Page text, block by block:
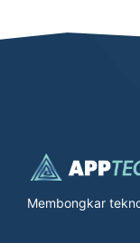
Membongkar